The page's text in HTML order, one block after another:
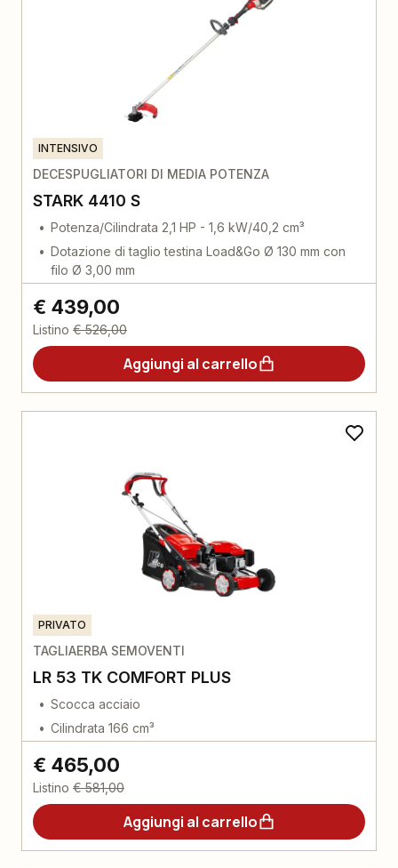
INTENSIVO
DECESPUGLIATORI DI MEDIA POTENZA
STARK 4410 S
Potenza/Cilindrata 2,1 HP - 1,6 kW/40,2 cm³
Dotazione di taglio testina Load&Go Ø 130 mm con
filo Ø 3,00 mm
€ 439,00
Listino € 526,00
Aggiungi al carrello
PRIVATO
TAGLIAERBA SEMOVENTI
LR 53 TK COMFORT PLUS
Scocca acciaio
Cilindrata 166 cm³
€ 465,00
Listino € 581,00
Aggiungi al carrello